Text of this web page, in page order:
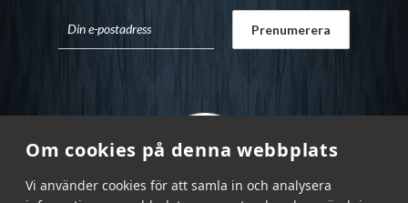
Om cookies på denna webbplats
Vi använder cookies för att samla in och analysera